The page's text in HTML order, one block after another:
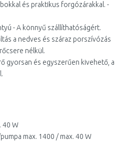
és praktikus forgózárakkal. -
- A könnyű szállíthatóságért.
a nedves és száraz porszívózás
nélkül.
gyorsan és egyszerűen kivehető, a
40 W
max. 1400 / max. 40 W